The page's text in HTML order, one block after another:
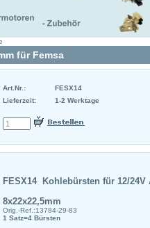
für Femsa
Art.Nr.: FESX14
Lieferzeit: 1-2 Werktage
FESX14 Kohlebürsten für 12/24V
8x22x22,5mm
Orig.-Ref.:13784-29-83
1 Satz=4 Bürsten